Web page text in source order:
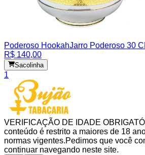
Poderoso HookahJarro Poderoso 30
R$ 140,00
Sacolinha
1
VERIFICAÇÃO DE IDADE
conteúdo é restrito a maiores de 18
normas vigentes.Pedimos que você
continuar navegando neste site.